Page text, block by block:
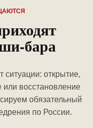
бара
ситуации: открытие,
или восстановление
обязательный
по России.